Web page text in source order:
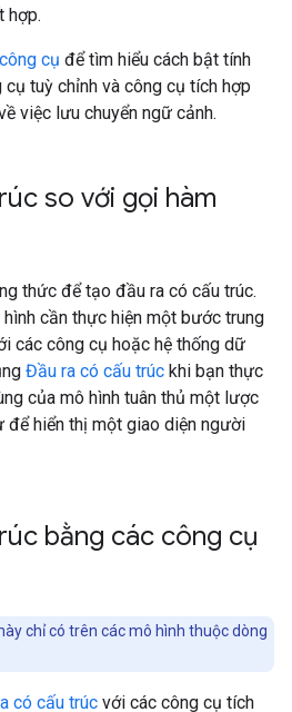
hợp.
cụ để tìm hiểu cách bật tính
tuỳ chỉnh và công cụ tích hợp
việc lưu chuyển ngữ cảnh.
so với gọi hàm
thức để tạo đầu ra có cấu trúc.
hình cần thực hiện một bước trung
các công cụ hoặc hệ thống dữ
Đầu ra có cấu trúc khi bạn thực
của mô hình tuân thủ một lược
để hiển thị một giao diện người
bằng các công cụ
chỉ có trên các mô hình thuộc dòng
có cấu trúc với các công cụ tích